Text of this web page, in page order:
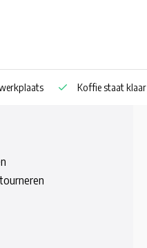
Koffie staat klaar